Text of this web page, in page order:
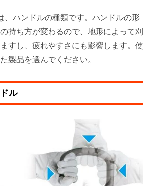
、ハンドルの種類です。ハンドルの形
持ち方が変わるので、 地形によって刈
すし、疲れやすさにも影響します。使
製品を選んでください。
ル